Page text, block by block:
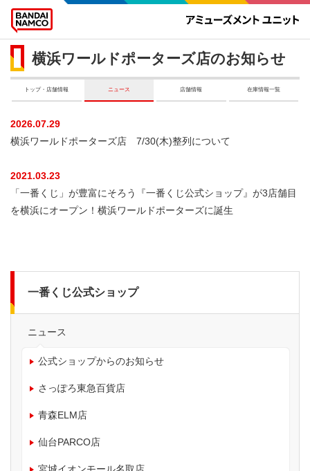
横浜ワールドポーターズ店のお知らせ
トップ・店舗情報 ニュース 店舗情報 在庫情報一覧
2026.07.29
横浜ワールドポーターズ店 7/30(木)整列について
2021.03.23
「一番くじ」が豊富にそろう『一番くじ公式ショップ』が3店舗目
を横浜にオープン！横浜ワールドポーターズに誕生
一番くじ公式ショップ
ニュース
公式ショップからのお知らせ
さっぽろ東急百貨店
青森ELM店
仙台PARCO店